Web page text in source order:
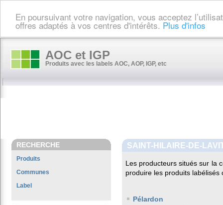
En poursuivant votre navigation, vous acceptez
offres adaptés à vos centres d'intérêts. Plus d'infos
AOC et IGP
Produits avec les labels AOC, AOP, IGP, etc
RECHERCHE
Produits
Communes
Label
SAINT-HILAIRE-DE-
Les producteurs situés sur la
produire les produits labélisés
Pélardon